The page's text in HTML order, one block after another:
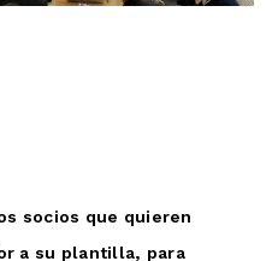
socios que quieren
a su plantilla, para